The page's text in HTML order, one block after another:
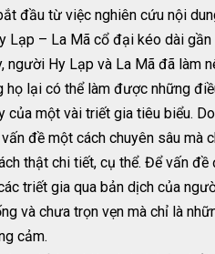
đầu từ việc nghiên cứu nội
– La Mã cổ đại kéo dài
Hy Lạp và La Mã đã làm
lại có thể làm được những
một vài triết gia tiêu biểu.
đề một cách chuyên sâu mà
thật chi tiết, cụ thể. Để vấn
triết gia qua bản dịch của
và chưa trọn vẹn mà chỉ là
cảm.